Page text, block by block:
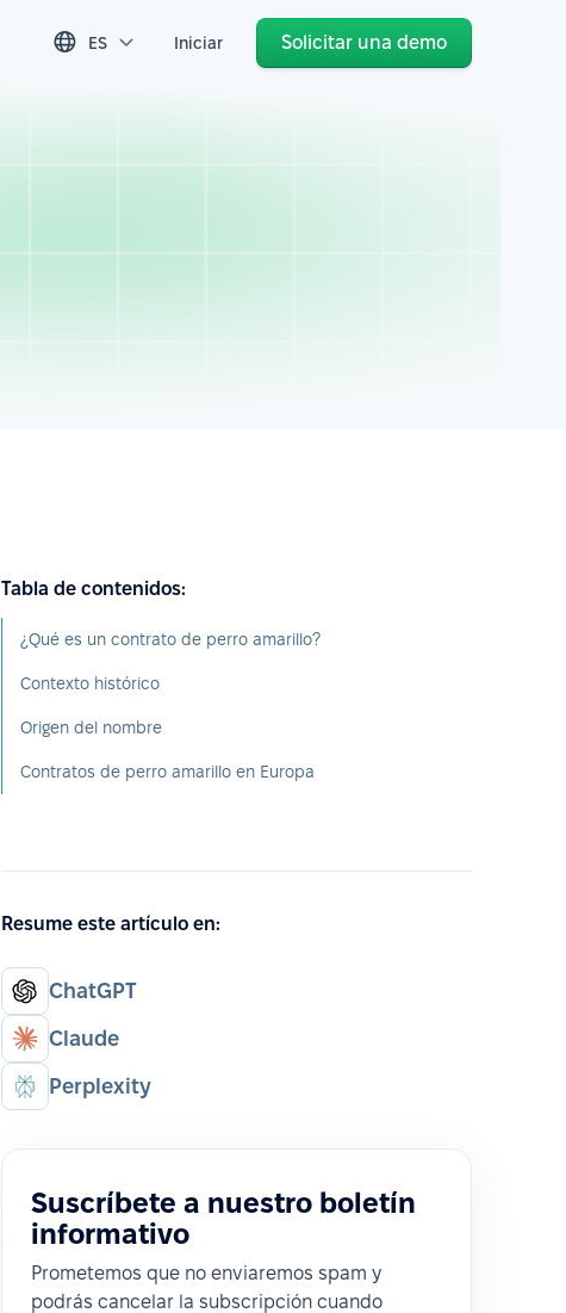
ES Iniciar Solicitar una demo
Tabla de contenidos:
¿Qué es un contrato de perro amarillo?
Contexto histórico
Origen del nombre
Contratos de perro amarillo en Europa
Resume este artículo en:
ChatGPT
Claude
Perplexity
Suscríbete a nuestro boletín
informativo
Prometemos que no enviaremos spam y
podrás cancelar la subscripción cuando